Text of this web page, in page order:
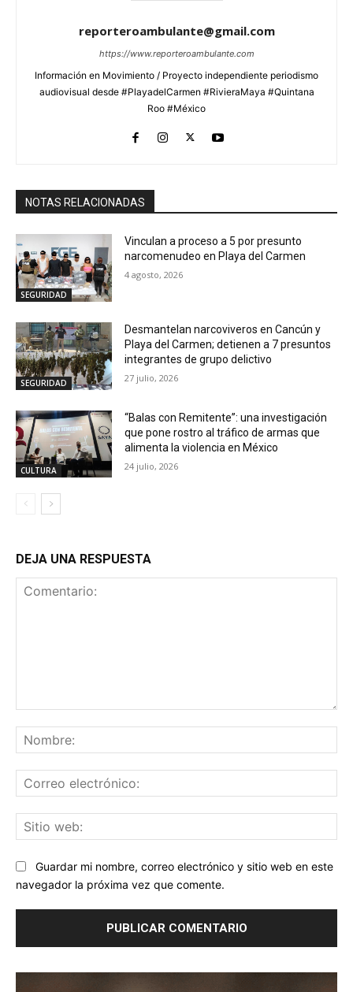
reporteroambulante@gmail.com
https://www.reporteroambulante.com
Información en Movimiento / Proyecto independiente periodismo
audiovisual desde #PlayadelCarmen #RivieraMaya #Quintana
Roo #México
NOTAS RELACIONADAS
SEGURIDAD
Vinculan a proceso a 5 por presunto
narcomenudeo en Playa del Carmen
4 agosto, 2026
SEGURIDAD
Desmantelan narcoviveros en Cancún y
Playa del Carmen; detienen a 7 presuntos
integrantes de grupo delictivo
27 julio, 2026
CULTURA
“Balas con Remitente”: una investigación
que pone rostro al tráfico de armas que
alimenta la violencia en México
24 julio, 2026
DEJA UNA RESPUESTA
Guardar mi nombre, correo electrónico y sitio web en este
navegador la próxima vez que comente.